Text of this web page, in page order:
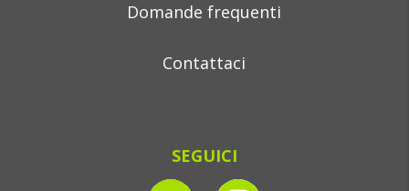
Domande frequenti
Contattaci
SEGUICI